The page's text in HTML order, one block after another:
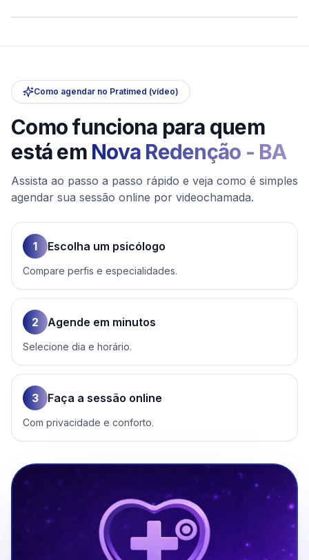
Como agendar no Pratimed (vídeo)
Como funciona para quem
está em Nova Redenção - BA
Assista ao passo a passo rápido e veja como é simples
agendar sua sessão online por videochamada.
1 Escolha um psicólogo
Compare perfis e especialidades.
2 Agende em minutos
Selecione dia e horário.
3 Faça a sessão online
Com privacidade e conforto.